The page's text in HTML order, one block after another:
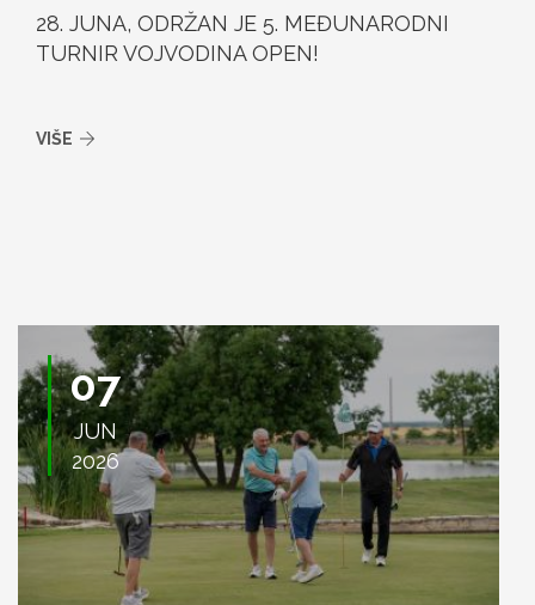
28. JUNA, ODRŽAN JE 5. MEĐUNARODNI
TURNIR VOJVODINA OPEN!
VIŠE
07
JUN
2026